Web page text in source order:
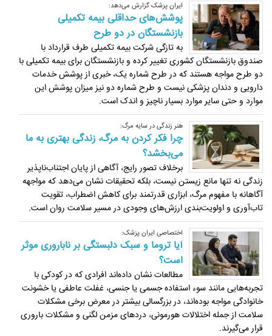
ایران پزشک گزارش می‌دهد:
پوشش‌های حداقلی بیمه تکمیلی
بازنشستگان در دو طرح
به تازگی شرکت بیمه تکمیلی طرف قرارداد با
صندوق بازنشستگان کشوری تغییر کرده و بازنشستگان برای بیمه تکمیلی با
دو طرح مواجه هستند که در طرح شماره یک، خبری از پوشش خدمات
دارویی و دندان پزشکی نیست و طرح شماره دو نیز میزان پوشش این
موارد و حتی سایر موارد بسیار ناچیز و اندک است.
هنر زندگی در سایه مرگ:
چرا فکر کردن به مرگ، زندگی بهتری به ما
می‌بخشد؟
برخلاف تصور رایج، آگاهی از پایان اجتناب‌ناپذیر
زندگی نه تنها مانع زیستن نیست، بلکه تحقیقات نشان می‌دهد که مواجهه
آگاهانه با مفهوم مرگ، ابزاری قدرتمند برای کاهش اضطراب، تقویت
تاب‌آوری و اولویت‌بندی ارزش‌های وجودی در مسیر سلامت روان است.
اختصاصی ایران پزشک:
آیا تروما و سبک دلبستگی بر ناباروری موثر
است؟
مطالعات نشان داده‌اند افرادی که در کودکی با
تجربه‌هایی مانند سوء استفاده جسمی یا جنسی، غفلت عاطفی یا خشونت
خانوادگی مواجه بوده‌اند، در بزرگسالی بیشتر در معرض برخی مشکلات
سلامت از جمله اختلالات هورمونی، دردهای مزمن لگنی و مشکلات باروری
قرار می‌گیرند.